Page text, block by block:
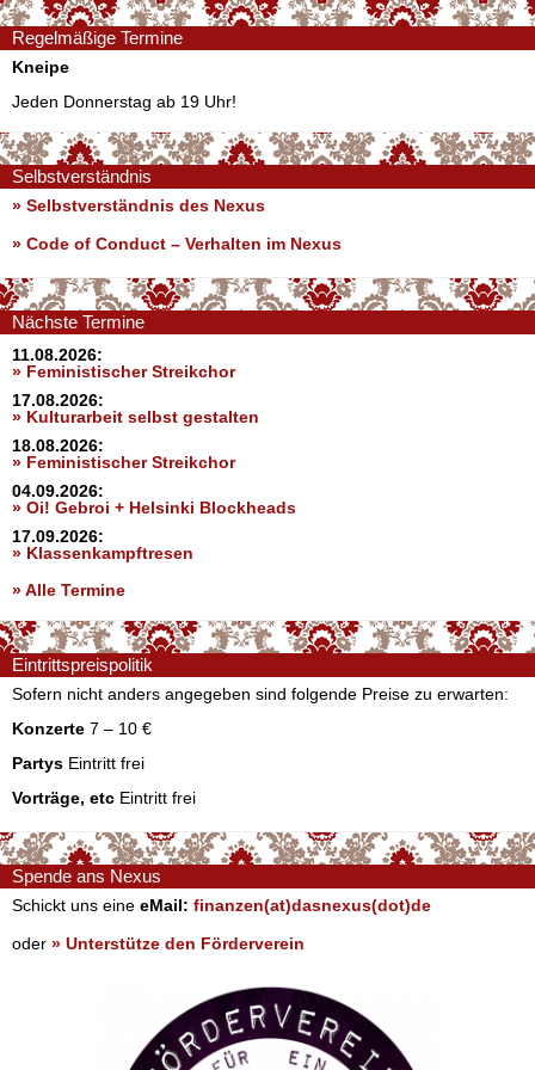
Regelmäßige Termine
Kneipe
Jeden Donnerstag ab 19 Uhr!
Selbstverständnis
» Selbstverständnis des Nexus
» Code of Conduct – Verhalten im Nexus
Nächste Termine
11.08.2026:
» Feministischer Streikchor
17.08.2026:
» Kulturarbeit selbst gestalten
18.08.2026:
» Feministischer Streikchor
04.09.2026:
» Oi! Gebroi + Helsinki Blockheads
17.09.2026:
» Klassenkampftresen
» Alle Termine
Eintrittspreispolitik
Sofern nicht anders angegeben sind folgende Preise zu erwarten:
Konzerte 7 – 10 €
Partys Eintritt frei
Vorträge, etc Eintritt frei
Spende ans Nexus
Schickt uns eine eMail: finanzen(at)dasnexus(dot)de
oder » Unterstütze den Förderverein